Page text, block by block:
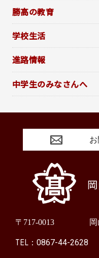
勝高の教育
学校生活
進路情報
中学生のみなさんへ
〒717-0013
TEL： 0867-44-2628